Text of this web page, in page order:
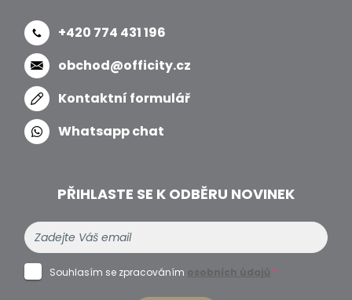
+420 774 431 196
obchod@officity.cz
Kontaktní formulář
Whatsapp chat
PŘIHLASTE SE K ODBĚRU NOVINEK
Souhlasím se zpracováním osobních údajů *